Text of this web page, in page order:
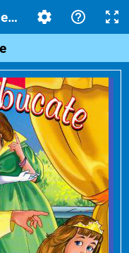
litere ”che”